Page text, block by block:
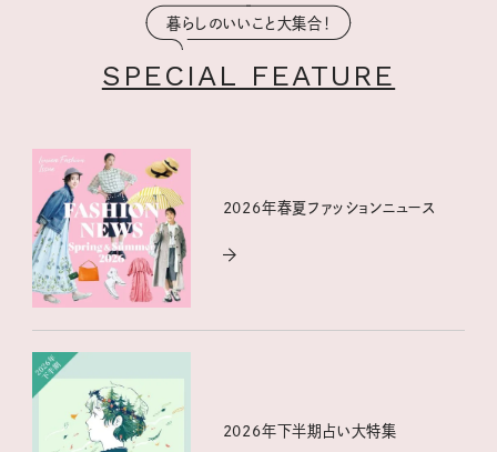
暮らしのいいこと大集合！
SPECIAL FEATURE
2026年春夏ファッションニュース
2026年下半期占い大特集